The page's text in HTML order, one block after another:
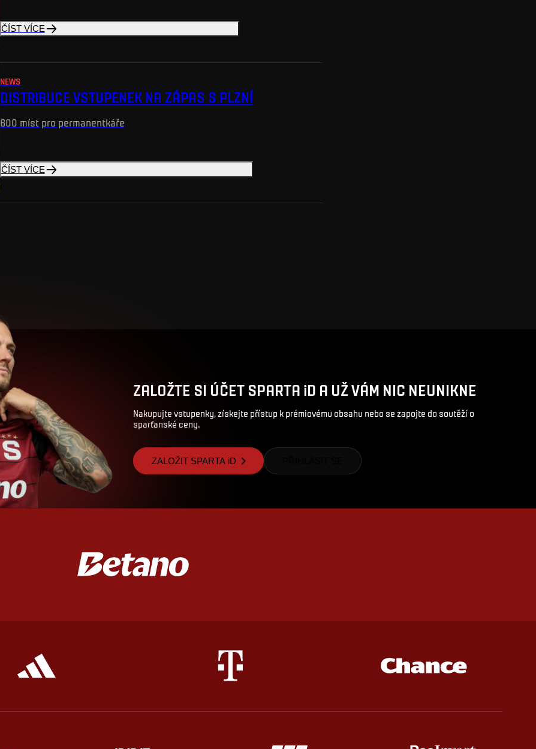
ČÍST VÍCE
NEWS
DISTRIBUCE VSTUPENEK NA ZÁPAS S PLZNÍ
600 míst pro permanentkáře
ČÍST VÍCE
ZALOŽTE SI ÚČET SPARTA iD A UŽ VÁM NIC NEUNIKNE
Nakupujte vstupenky, získejte přístup k prémiovému obsahu nebo se zapojte do soutěží o
sparťanské ceny.
ZALOŽIT SPARTA iD